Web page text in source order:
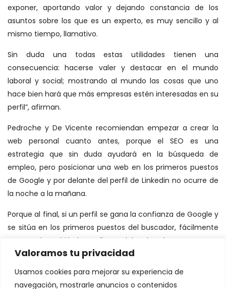
Valoramos tu privacidad
Usamos cookies para mejorar su experiencia de
navegación, mostrarle anuncios o contenidos
exponer, aportando valor y dejando constancia de los
asuntos sobre los que es un experto, es muy sencillo y al
mismo tiempo, llamativo.
Sin duda una todas estas utilidades tienen una
consecuencia: hacerse valer y destacar en el mundo
laboral y social; mostrando al mundo las cosas que uno
hace bien hará que más empresas estén interesadas en su
perfil”, afirman.
Pedroche y De Vicente recomiendan empezar a crear la
web personal cuanto antes, porque el SEO es una
estrategia que sin duda ayudará en la búsqueda de
empleo, pero posicionar una web en los primeros puestos
de Google y por delante del perfil de Linkedin no ocurre de
la noche a la mañana.
Porque al final, si un perfil se gana la confianza de Google y
se sitúa en los primeros puestos del buscador, fácilmente
se ganará también la confianza del reclutador.
Por Observatorio RRHH de Chile
Le puede interesar: